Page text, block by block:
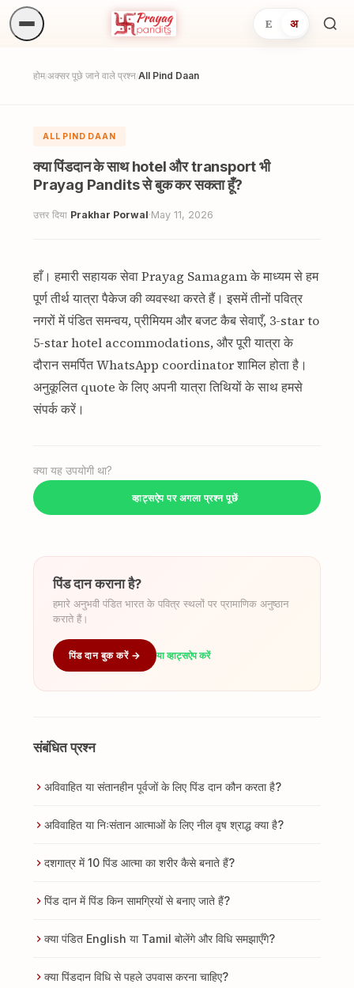
E अ
होम/अक्सर पूछे जाने वाले प्रश्न/All Pind Daan
ALL PIND DAAN
क्या पिंडदान के साथ hotel और transport भी
Prayag Pandits से बुक कर सकता हूँ?
उत्तर दिया Prakhar Porwal·May 11, 2026
हाँ। हमारी सहायक सेवा Prayag Samagam के माध्यम से हम
पूर्ण तीर्थ यात्रा पैकेज की व्यवस्था करते हैं। इसमें तीनों पवित्र
नगरों में पंडित समन्वय, प्रीमियम और बजट कैब सेवाएँ, 3-star to
5-star hotel accommodations, और पूरी यात्रा के
दौरान समर्पित WhatsApp coordinator शामिल होता है।
अनुकूलित quote के लिए अपनी यात्रा तिथियों के साथ हमसे
संपर्क करें।
क्या यह उपयोगी था?
व्हाट्सऐप पर अगला प्रश्न पूछें
पिंड दान कराना है?
हमारे अनुभवी पंडित भारत के पवित्र स्थलों पर प्रामाणिक अनुष्ठान
कराते हैं।
पिंड दान बुक करें → या व्हाट्सऐप करें
संबंधित प्रश्न
अविवाहित या संतानहीन पूर्वजों के लिए पिंड दान कौन करता है?
अविवाहित या निःसंतान आत्माओं के लिए नील वृष श्राद्ध क्या है?
दशगात्र में 10 पिंड आत्मा का शरीर कैसे बनाते हैं?
पिंड दान में पिंड किन सामग्रियों से बनाए जाते हैं?
क्या पंडित English या Tamil बोलेंगे और विधि समझाएँगे?
क्या पिंडदान विधि से पहले उपवास करना चाहिए?